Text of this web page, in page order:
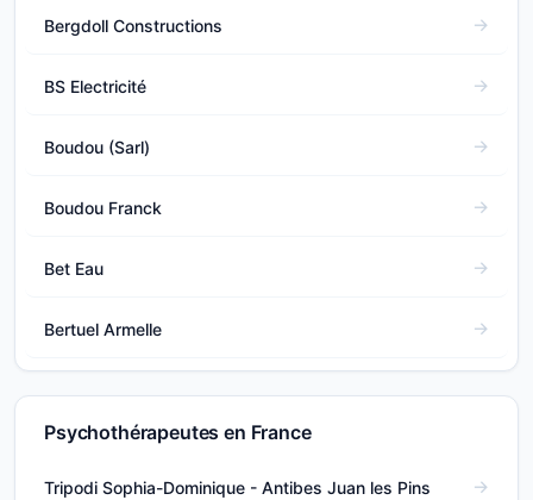
Bergdoll Constructions
BS Electricité
Boudou (Sarl)
Boudou Franck
Bet Eau
Bertuel Armelle
Psychothérapeutes en France
Tripodi Sophia-Dominique - Antibes Juan les Pins